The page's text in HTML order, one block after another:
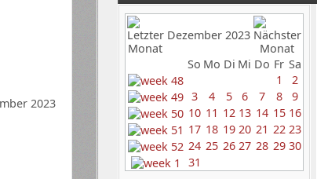
Dezember 2023
So Mo Di Mi Do Fr Sa
1
2
3
4 5 6 7 8
9
10 11 12 13 14 15 16
17 18 19 20 21 22 23
24 25 26 27 28 29 30
31
2023